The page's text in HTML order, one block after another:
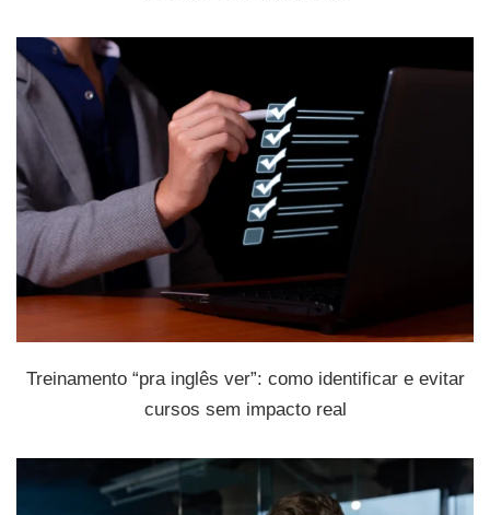
Treinamento “pra inglês ver”: como identificar e evitar
cursos sem impacto real